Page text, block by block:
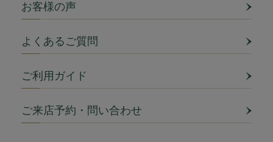
お客様の声
よくあるご質問
ご利用ガイド
ご来店予約・問い合わせ